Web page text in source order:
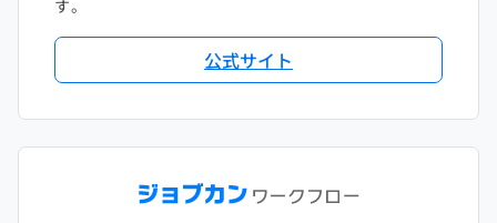
す。
公式サイト